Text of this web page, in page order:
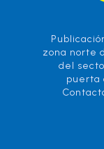
zona norte
del
puerta